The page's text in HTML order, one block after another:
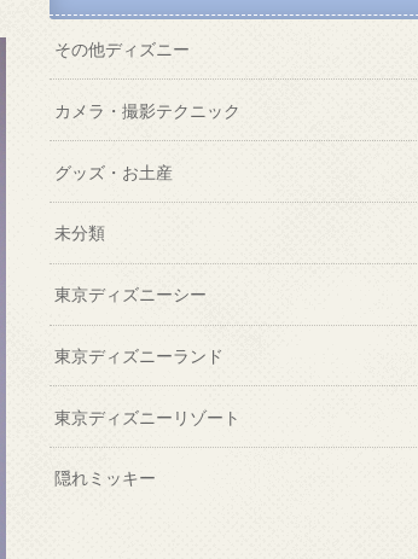
その他ディズニー
カメラ・撮影テクニック
グッズ・お土産
未分類
東京ディズニーシー
東京ディズニーランド
東京ディズニーリゾート
隠れミッキー